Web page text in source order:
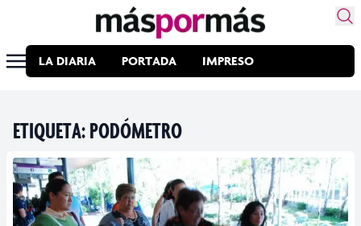
LA DIARIA PORTADA IMPRESO
ETIQUETA:PODÓMETRO